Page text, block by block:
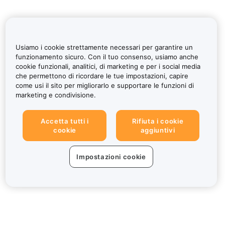
Usiamo i cookie strettamente necessari per garantire un
funzionamento sicuro. Con il tuo consenso, usiamo anche
cookie funzionali, analitici, di marketing e per i social media
che permettono di ricordare le tue impostazioni, capire
come usi il sito per migliorarlo e supportare le funzioni di
marketing e condivisione.
Accetta tutti i
cookie
Rifiuta i cookie
aggiuntivi
Impostazioni cookie